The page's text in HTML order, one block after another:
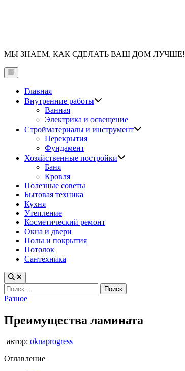
МЫ ЗНАЕМ, КАК СДЕЛАТЬ ВАШ ДОМ ЛУЧШЕ!
Главное
меню
Главная
Внутренние работы
Ванная
Электрика и освещение
Стройматериалы и инструмент
Перекрытия
Фундамент
Хозяйственные постройки
Баня
Кровля
Полезные советы
Бытовая техника
Кухня
Утепление
Косметический ремонт
Окна и двери
Полы и покрытия
Потолок
Сантехника
Найти:
Опубликовано
Разное
Преимущества ламината
автор: oknaprogress
Оглавление